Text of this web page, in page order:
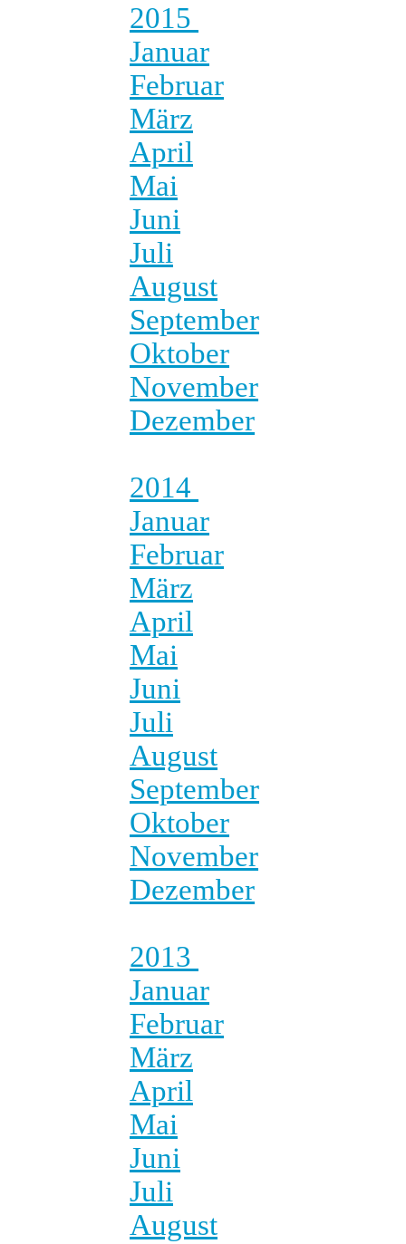
2015
Januar
Februar
März
April
Mai
Juni
Juli
August
September
Oktober
November
Dezember
2014
Januar
Februar
März
April
Mai
Juni
Juli
August
September
Oktober
November
Dezember
2013
Januar
Februar
März
April
Mai
Juni
Juli
August